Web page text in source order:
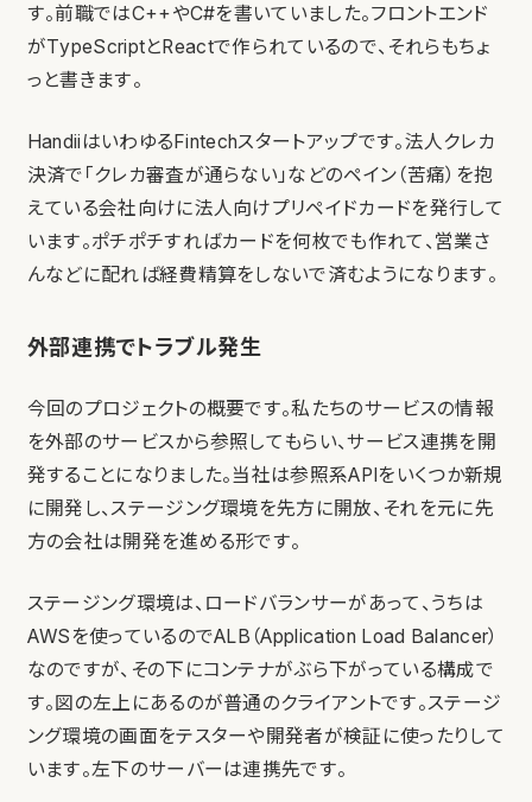
す。前職ではC++やC#を書いていました。フロントエンド
がTypeScriptとReactで作られているので、それらもちょ
っと書きます。
HandiiはいわゆるFintechスタートアップです。法人クレカ
決済で「クレカ審査が通らない」などのペイン（苦痛）を抱
えている会社向けに法人向けプリペイドカードを発行して
います。ポチポチすればカードを何枚でも作れて、営業さ
んなどに配れば経費精算をしないで済むようになります。
外部連携でトラブル発生
今回のプロジェクトの概要です。私たちのサービスの情報
を外部のサービスから参照してもらい、サービス連携を開
発することになりました。当社は参照系APIをいくつか新規
に開発し、ステージング環境を先方に開放、それを元に先
方の会社は開発を進める形です。
ステージング環境は、ロードバランサーがあって、うちは
AWSを使っているのでALB（Application Load Balancer）
なのですが、その下にコンテナがぶら下がっている構成で
す。図の左上にあるのが普通のクライアントです。ステージ
ング環境の画面をテスターや開発者が検証に使ったりして
います。左下のサーバーは連携先です。